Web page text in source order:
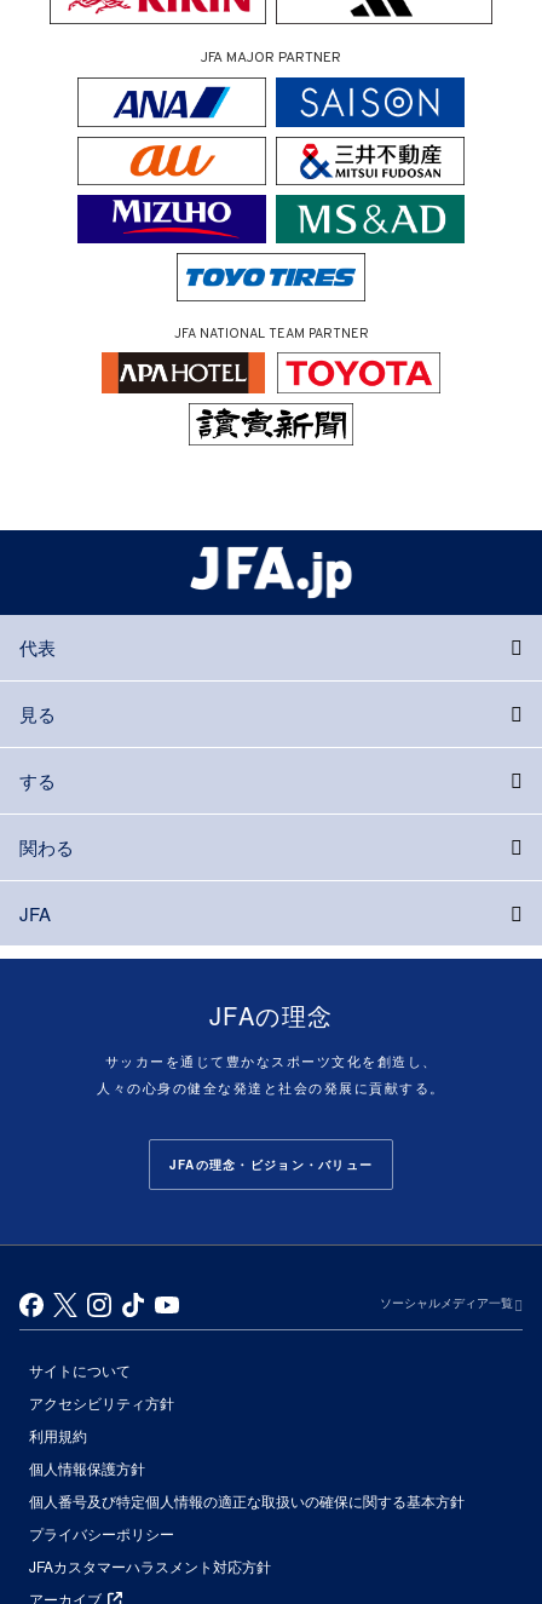
JFA MAJOR PARTNER
JFA NATIONAL TEAM PARTNER
代表
見る
する
関わる
JFA
JFAの理念
サッカーを通じて豊かなスポーツ文化を創造し、
人々の心身の健全な発達と社会の発展に貢献する。
JFAの理念・ビジョン・バリュー
ソーシャルメディア一覧
サイトについて
アクセシビリティ方針
利用規約
個人情報保護方針
個人番号及び特定個人情報の適正な取扱いの確保に関する基本方針
プライバシーポリシー
JFAカスタマーハラスメント対応方針
アーカイブ